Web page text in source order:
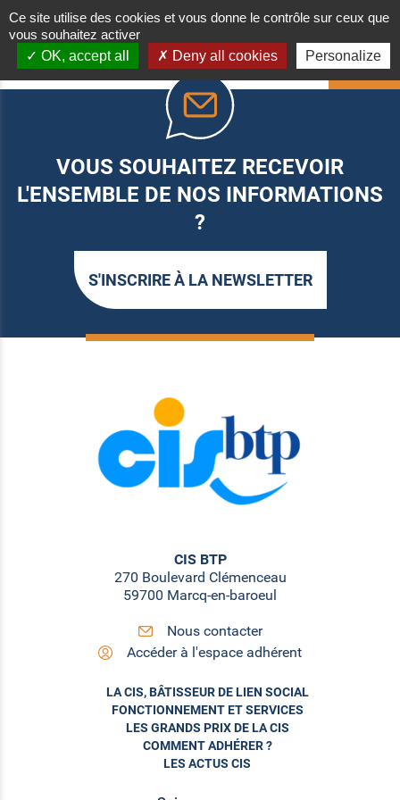
HAUT
VOUS SOUHAITEZ RECEVOIR
L'ENSEMBLE DE NOS INFORMATIONS
?
S'INSCRIRE À LA NEWSLETTER
CIS BTP
270 Boulevard Clémenceau
59700 Marcq-en-baroeul
Nous contacter
Accéder à l'espace adhérent
LA CIS, BÂTISSEUR DE LIEN SOCIAL
FONCTIONNEMENT ET SERVICES
LES GRANDS PRIX DE LA CIS
COMMENT ADHÉRER ?
LES ACTUS CIS
Ce site utilise des cookies et vous donne le contrôle sur ceux que
vous souhaitez activer
OK, accept all
Deny all cookies Personalize